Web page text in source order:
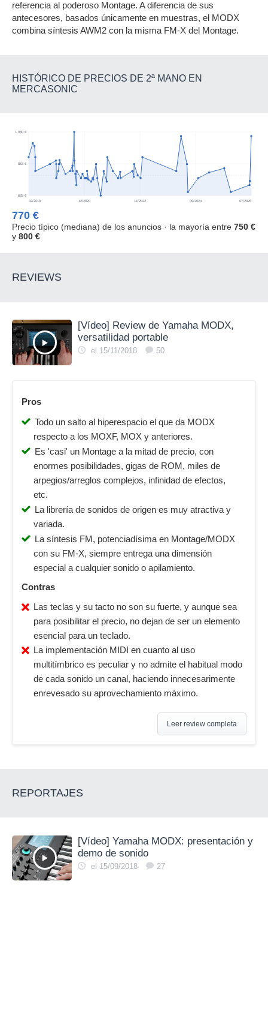
referencia al poderoso Montage. A diferencia de sus
antecesores, basados únicamente en muestras, el MODX
combina síntesis AWM2 con la misma FM-X del Montage.
HISTÓRICO DE PRECIOS DE 2ª MANO EN
MERCASONIC
625 €
853 €
1.080 €
02/2019 12/2020 11/2022 09/2024 07/2026
770 €
Precio típico (mediana) de los anuncios · la mayoría entre 750 €
y 800 €
REVIEWS
[Vídeo] Review de Yamaha MODX,
versatilidad portable
el 15/11/2018 50
Pros
Todo un salto al hiperespacio el que da MODX
respecto a los MOXF, MOX y anteriores.
Es 'casi' un Montage a la mitad de precio, con
enormes posibilidades, gigas de ROM, miles de
arpegios/arreglos complejos, infinidad de efectos,
etc.
La librería de sonidos de origen es muy atractiva y
variada.
La síntesis FM, potenciadísima en Montage/MODX
con su FM-X, siempre entrega una dimensión
especial a cualquier sonido o apilamiento.
Contras
Las teclas y su tacto no son su fuerte, y aunque sea
para posibilitar el precio, no dejan de ser un elemento
esencial para un teclado.
La implementación MIDI en cuanto al uso
multitímbrico es peculiar y no admite el habitual modo
de cada sonido un canal, haciendo innecesarimente
enrevesado su aprovechamiento máximo.
Leer review completa
REPORTAJES
[Vídeo] Yamaha MODX: presentación y
demo de sonido
el 15/09/2018 27